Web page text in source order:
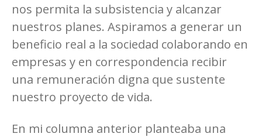
nos permita la subsistencia y alcanzar
nuestros planes. Aspiramos a generar un
beneficio real a la sociedad colaborando en
empresas y en correspondencia recibir
una remuneración digna que sustente
nuestro proyecto de vida.
En mi columna anterior planteaba una